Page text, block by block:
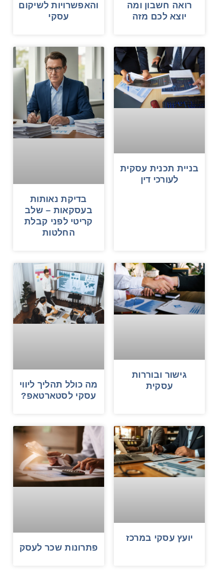
רואה חשבון ומה
יוצא לכם מזה
והאפשרויות לשיקום
עסקי
בניית תכנית עסקית
לעורכי דין
בדיקת נאותות
בעסקאות – שלב
קריטי לפני קבלת
החלטות
גישור ובוררות
עסקית
מה כולל תהליך ליווי
עסקי לסטארטאפ?
יועץ עסקי במרכז
פתרונות שכר לעסק